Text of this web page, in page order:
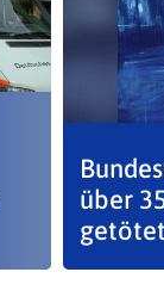
über